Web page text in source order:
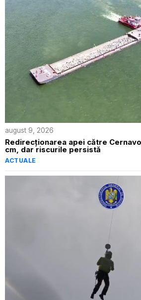
august 9, 2026
Redirecționarea apei către
cm, dar riscurile persistă
ACTUALE